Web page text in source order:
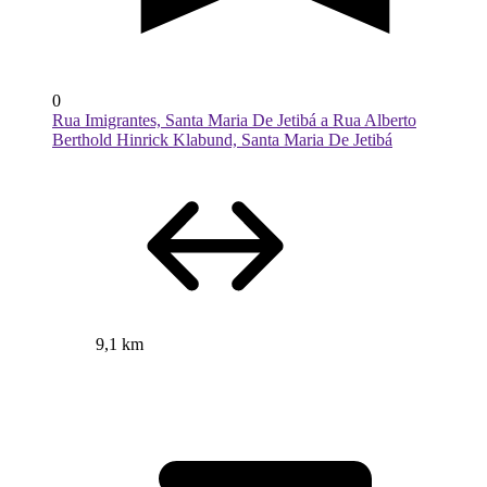
0
Rua Imigrantes, Santa Maria De Jetibá a Rua Alberto
Berthold Hinrick Klabund, Santa Maria De Jetibá
9,1 km